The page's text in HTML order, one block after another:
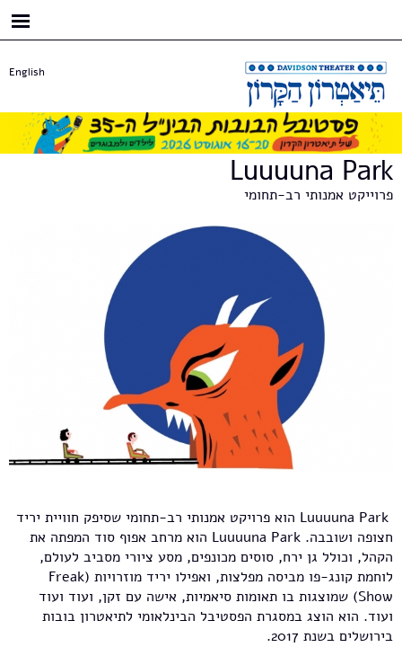
English
Luuuuna Park
פרוייקט אמנותי רב-תחומי
Luuuuna Park הוא פרויקט אמנותי רב-תחומי שסיפק חוויית יריד
חצופה ושובבה. Luuuuna Park הוא מרחב אפוף סוד המפתה את
הקהל, וכולל גן ירח, סוסים מכונפים, מסע ציורי מסביב לעולם,
לוחמת קונג-פו מביסה מפלצות, ואפילו יריד מוזרויות (Freak
Show) שמוצגות בו תאומות סיאמיות, אישה עם זקן, ועוד ועוד
ועוד. הוא הוצג במסגרת הפסטיבל הבינלאומי לתיאטרון בובות
בירושלים בשנת 2017.